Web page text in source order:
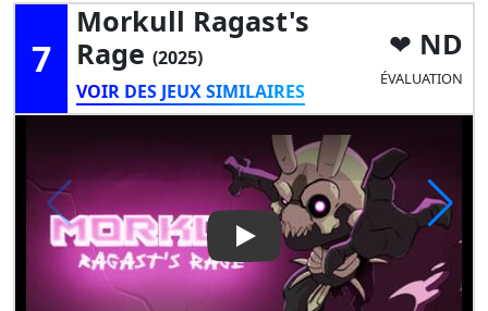
7
Morkull Ragast's
Rage (2025)
VOIR DES JEUX SIMILAIRES
ND
ÉVALUATION
Play Video: Morkull Ragast's